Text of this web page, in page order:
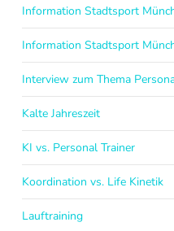
Information Stadtsport
Information Stadtsport
Interview zum Thema
Kalte Jahreszeit
KI vs. Personal Trainer
Koordination vs. Life Kinetik
Lauftraining